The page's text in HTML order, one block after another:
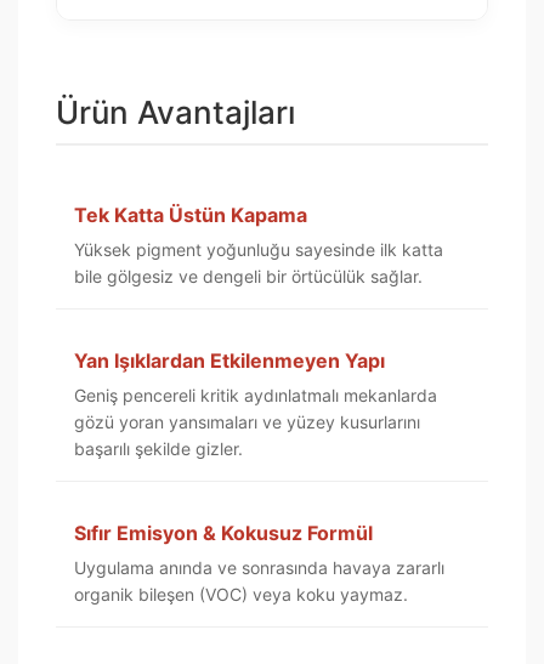
Ürün Avantajları
Tek Katta Üstün Kapama
Yüksek pigment yoğunluğu sayesinde ilk katta
bile gölgesiz ve dengeli bir örtücülük sağlar.
Yan Işıklardan Etkilenmeyen Yapı
Geniş pencereli kritik aydınlatmalı mekanlarda
gözü yoran yansımaları ve yüzey kusurlarını
başarılı şekilde gizler.
Sıfır Emisyon & Kokusuz Formül
Uygulama anında ve sonrasında havaya zararlı
organik bileşen (VOC) veya koku yaymaz.